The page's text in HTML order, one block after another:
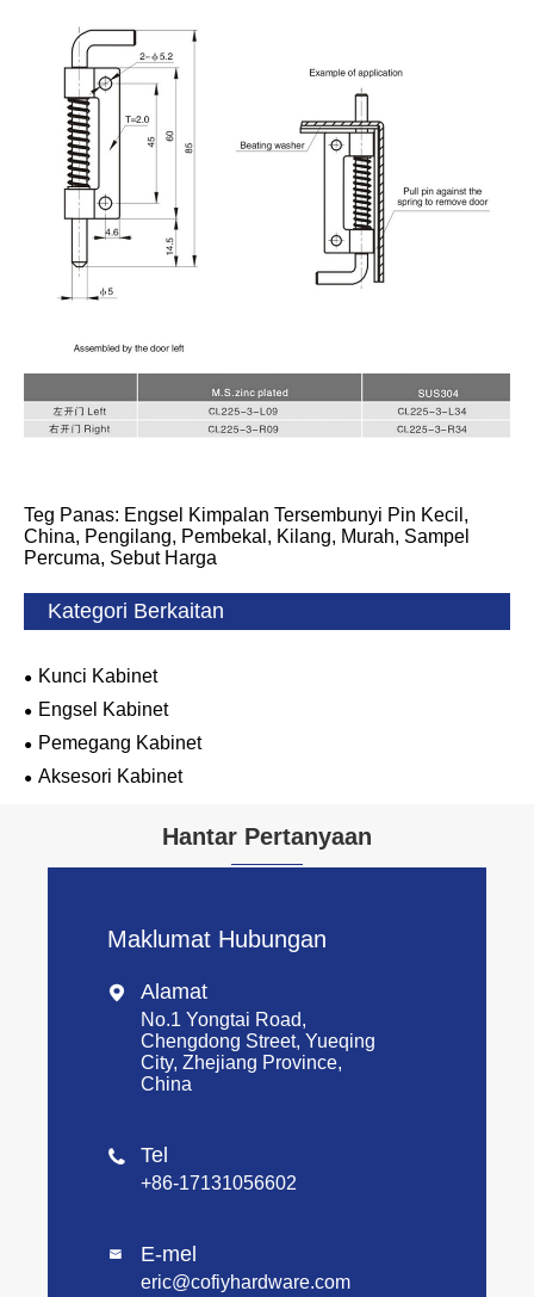
Teg Panas: Engsel Kimpalan Tersembunyi Pin Kecil,
China, Pengilang, Pembekal, Kilang, Murah, Sampel
Percuma, Sebut Harga
Kategori Berkaitan
Kunci Kabinet
Engsel Kabinet
Pemegang Kabinet
Aksesori Kabinet
Hantar Pertanyaan
Maklumat Hubungan
 Alamat
No.1 Yongtai Road,
Chengdong Street, Yueqing
City, Zhejiang Province,
China
 Tel
+86-17131056602
 E-mel
eric@cofiyhardware.com